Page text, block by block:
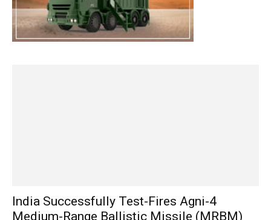
India Successfully Test-Fires Agni-4
Medium-Range Ballistic Missile (MRBM)